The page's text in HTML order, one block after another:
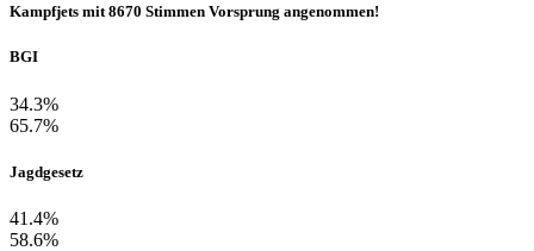
Kampfjets mit 8670 Stimmen Vorsprung angenommen!
BGI
34.3%
65.7%
Jagdgesetz
41.4%
58.6%